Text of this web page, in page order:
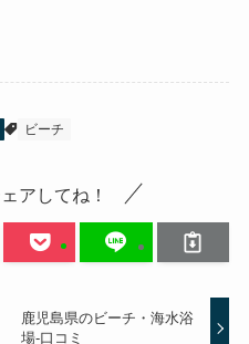
ビーチ
アしてね！
鹿児島県のビーチ・海水浴
場-口コミ